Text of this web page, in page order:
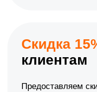
Скидка
клиентам
Предоставляем